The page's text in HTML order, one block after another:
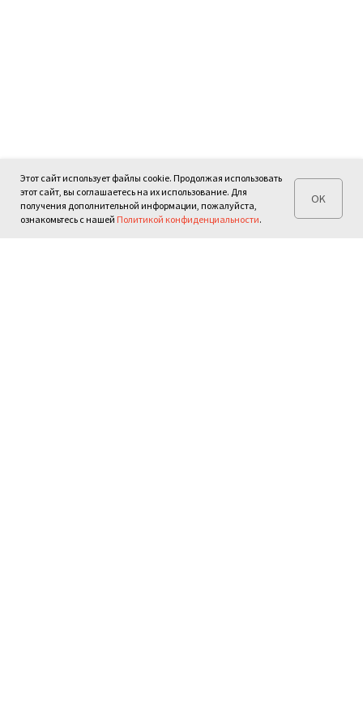
Этот сайт использует файлы cookie. Продолжая использовать
этот сайт, вы соглашаетесь на их использование. Для
получения дополнительной информации, пожалуйста,
ознакомьтесь с нашей Политикой конфиденциальности.
OK